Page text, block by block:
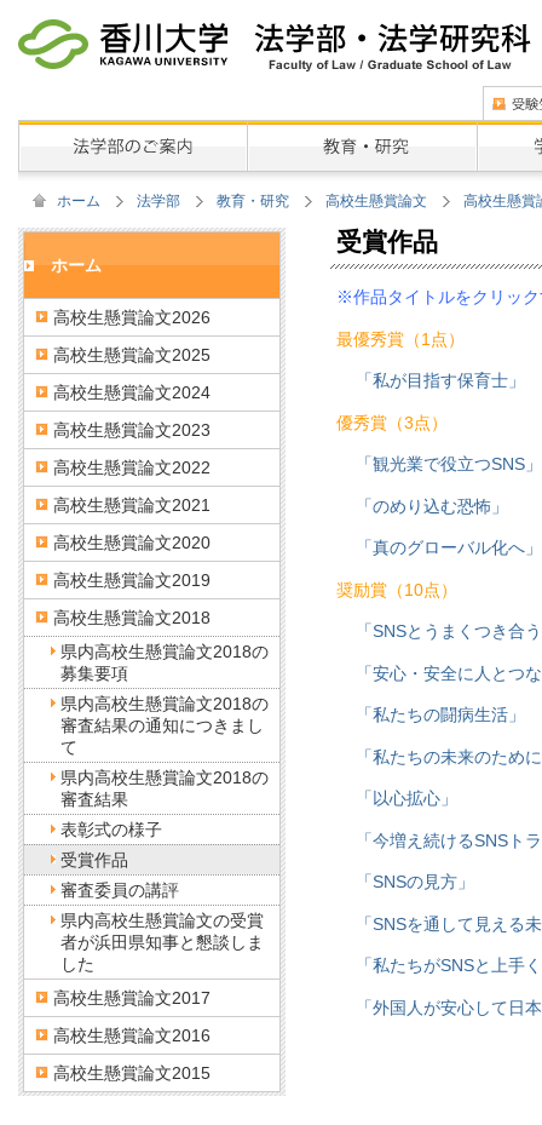
ホーム 法学部 教育・研究 高校生懸賞論文 高校生懸賞
受賞作品
※作品タイトルをクリッ
最優秀賞（1点）
「私が目指す保育士」
優秀賞（3点）
「観光業で役立つSNS」
「のめり込む恐怖」
「真のグローバル化へ」
奨励賞（10点）
「SNSとうまくつき合
「安心・安全に人とつ
「私たちの闘病生活」
「私たちの未来のため
「以心拡心」
「今増え続けるSNSト
「SNSの見方」
「SNSを通して見える
「私たちがSNSと上手
「外国人が安心して日
ホーム
高校生懸賞論文2026
高校生懸賞論文2025
高校生懸賞論文2024
高校生懸賞論文2023
高校生懸賞論文2022
高校生懸賞論文2021
高校生懸賞論文2020
高校生懸賞論文2019
高校生懸賞論文2018
県内高校生懸賞論文2018の
募集要項
県内高校生懸賞論文2018の
審査結果の通知につきまし
て
県内高校生懸賞論文2018の
審査結果
表彰式の様子
受賞作品
審査委員の講評
県内高校生懸賞論文の受賞
者が浜田県知事と懇談しま
した
高校生懸賞論文2017
高校生懸賞論文2016
高校生懸賞論文2015